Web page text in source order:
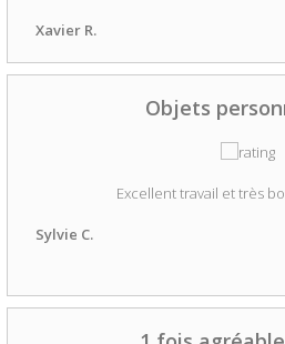
Xavier R.
Objets
Excellent travail et très
Sylvie C.